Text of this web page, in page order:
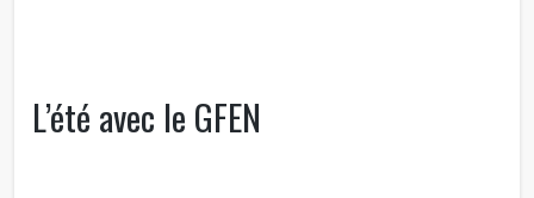
L’été avec le GFEN